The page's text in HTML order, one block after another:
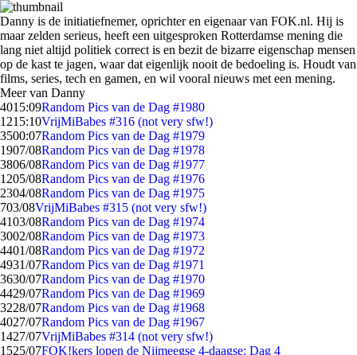
Danny is de initiatiefnemer, oprichter en eigenaar van FOK.nl. Hij is
maar zelden serieus, heeft een uitgesproken Rotterdamse mening die
lang niet altijd politiek correct is en bezit de bizarre eigenschap mensen
op de kast te jagen, waar dat eigenlijk nooit de bedoeling is. Houdt van
films, series, tech en gamen, en wil vooral nieuws met een mening.
Meer van Danny
4015:09Random Pics van de Dag #1980
1215:10VrijMiBabes #316 (not very sfw!)
3500:07Random Pics van de Dag #1979
1907/08Random Pics van de Dag #1978
3806/08Random Pics van de Dag #1977
1205/08Random Pics van de Dag #1976
2304/08Random Pics van de Dag #1975
703/08VrijMiBabes #315 (not very sfw!)
4103/08Random Pics van de Dag #1974
3002/08Random Pics van de Dag #1973
4401/08Random Pics van de Dag #1972
4931/07Random Pics van de Dag #1971
3630/07Random Pics van de Dag #1970
4429/07Random Pics van de Dag #1969
3228/07Random Pics van de Dag #1968
4027/07Random Pics van de Dag #1967
1427/07VrijMiBabes #314 (not very sfw!)
1525/07FOK!kers lopen de Nijmeegse 4-daagse: Dag 4